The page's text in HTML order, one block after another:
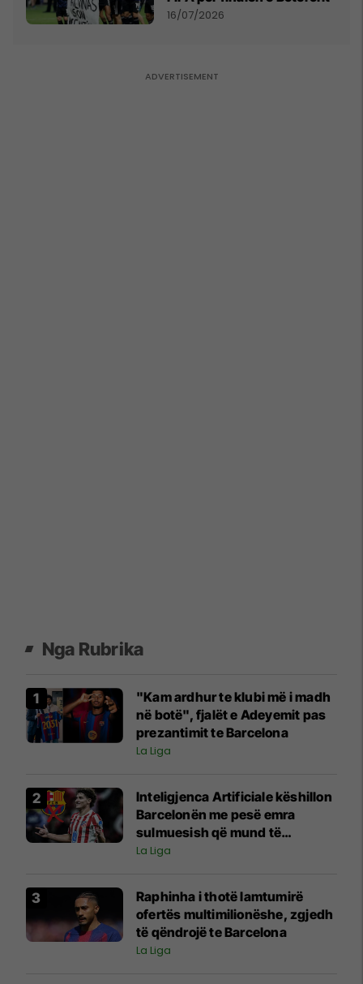
16/07/2026
Nga Rubrika
"Kam ardhur te klubi më i madh
në botë", fjalët e Adeyemit pas
prezantimit te Barcelona
La Liga
Inteligjenca Artificiale këshillon
Barcelonën me pesë emra
sulmuesish që mund të
nënshkruajnë nëse dështon
La Liga
Raphinha i thotë lamtumirë
ofertës multimilionëshe, zgjedh
të qëndrojë te Barcelona
La Liga